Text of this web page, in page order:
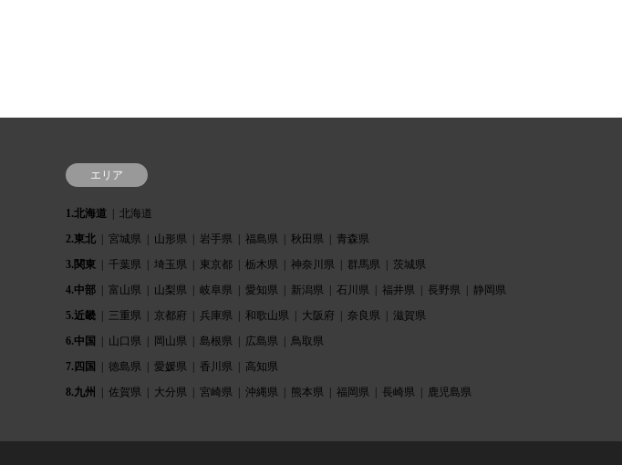
エリア
1.北海道
北海道
2.東北
宮城県 山形県 岩手県 福島県 秋田県
青森県
3.関東
千葉県 埼玉県 東京都 栃木県 神奈川県 群馬県
茨城県
4.中部
富山県 山梨県 岐阜県 愛知県 新潟県 石川県 福井県 長野県
静岡県
5.近畿
三重県 京都府 兵庫県 和歌山県 大阪府 奈良県
滋賀県
6.中国
山口県 岡山県 島根県 広島県
鳥取県
7.四国
徳島県 愛媛県 香川県
高知県
8.九州
佐賀県 大分県 宮崎県 沖縄県 熊本県 福岡県 長崎県 鹿児島県